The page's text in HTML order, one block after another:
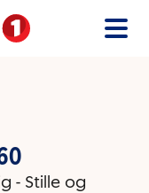
- Stille og